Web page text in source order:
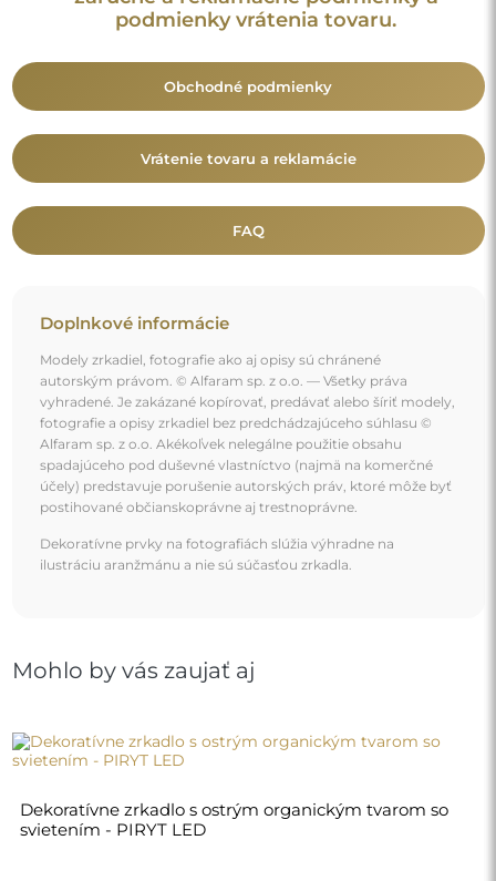
podmienky vrátenia tovaru.
Obchodné podmienky
Vrátenie tovaru a reklamácie
FAQ
Doplnkové informácie
Modely zrkadiel, fotografie ako aj opisy sú chránené
autorským právom. © Alfaram sp. z o.o. — Všetky práva
vyhradené. Je zakázané kopírovať, predávať alebo šíriť modely,
fotografie a opisy zrkadiel bez predchádzajúceho súhlasu ©
Alfaram sp. z o.o. Akékoľvek nelegálne použitie obsahu
spadajúceho pod duševné vlastníctvo (najmä na komerčné
účely) predstavuje porušenie autorských práv, ktoré môže byť
postihované občianskoprávne aj trestnoprávne.
Dekoratívne prvky na fotografiách slúžia výhradne na
ilustráciu aranžmánu a nie sú súčasťou zrkadla.
Mohlo by vás zaujať aj
Dekoratívne zrkadlo s ostrým organickým tvarom so
svietením - PIRYT LED